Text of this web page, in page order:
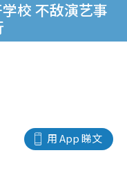
校 不敌演艺事
用 App 睇文